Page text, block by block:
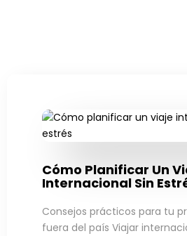
Cómo Planificar Un
Internacional Sin
Consejos prácticos para tu
fuera del país Viajar